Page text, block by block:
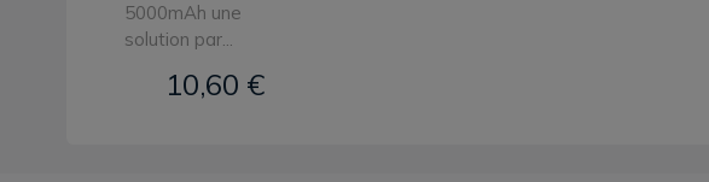
5000mAh une
solution par...
10,60 €